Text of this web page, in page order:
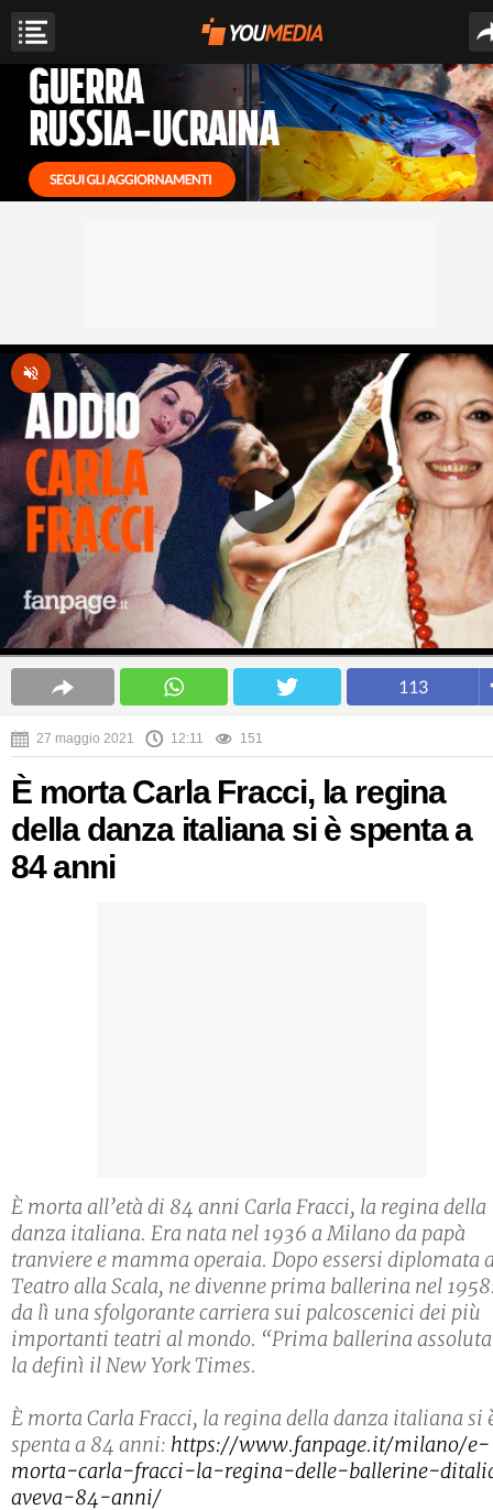
113
27 maggio 2021 12:11 151
È morta Carla Fracci, la regina
della danza italiana si è spenta a
84 anni
È morta all’età di 84 anni Carla Fracci, la regina della
danza italiana. Era nata nel 1936 a Milano da papà
tranviere e mamma operaia. Dopo essersi diplomata
Teatro alla Scala, ne divenne prima ballerina nel
da lì una sfolgorante carriera sui palcoscenici dei più
importanti teatri al mondo. “Prima ballerina
la definì il New York Times.
È morta Carla Fracci, la regina della danza italiana si
spenta a 84 anni: https://www.fanpage.it/milano/e-
morta-carla-fracci-la-regina-delle-ballerine-
aveva-84-anni/